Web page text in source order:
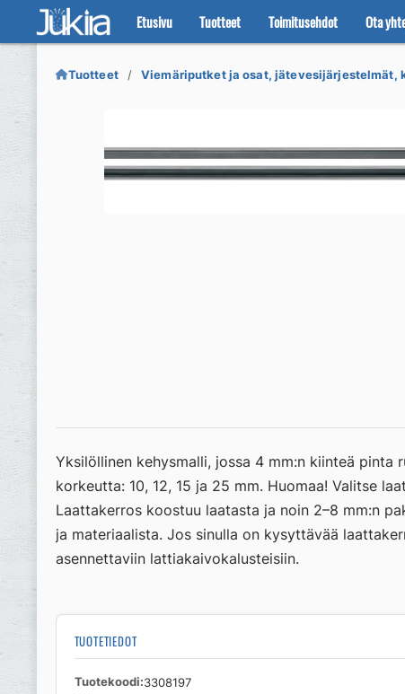
Etusivu Tuotteet Toimitusehdot Ota
Siirry
navigointiin
Siirry
sisältöön
Tuotteet Viemäriputket ja osat,
Yksilöllinen kehysmalli, jossa 4 mm:n kiinteä pinta
korkeutta: 10, 12, 15 ja 25 mm. Huomaa! Valitse
Laattakerros koostuu laatasta ja noin 2–8 mm:n
ja materiaalista. Jos sinulla on kysyttävää
asennettaviin lattiakaivokalusteisiin.
TUOTETIEDOT
Tuotekoodi 3308197